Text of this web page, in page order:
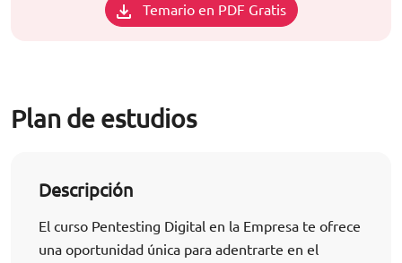
Temario en PDF Gratis
Plan de estudios
Descripción
El curso Pentesting Digital en la Empresa te ofrece
una oportunidad única para adentrarte en el